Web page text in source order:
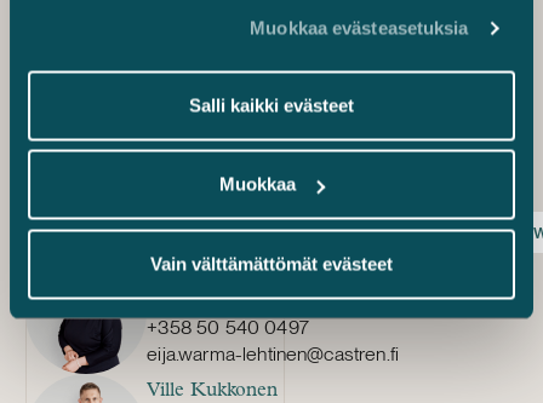
Muokkaa evästeasetuksia
Salli kaikki evästeet
Muokkaa
Vain välttämättömät evästeet
saada tietoa liiketoimintaa mahdollisesti uhkaavista
väärinkäytöksistä sekä saada tietyksi ajaksi yksinoikeus
ilmoitusten käsittelyyn. Vaikka lainsäädännön valmistelu
on vielä kesken, sisäisen ilmoituskanavan käyttöönoton
Alkuun on hyvä laatia arvio tarvittavista toimenpiteistä.
epäillyt väärinkäytökset sisäinen ilmoituskanava
Eija Warma-Lehtinen
osakas
+358 50 540 0497
eija.warma-lehtinen@castren.fi
Ville Kukkonen